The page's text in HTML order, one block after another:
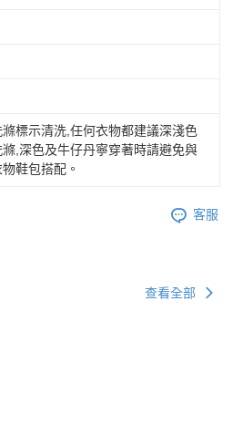
標示清洗,任何衣物都建議深淺色
,深色及牛仔丹寧穿著時請避免與
鞋包搭配。
客服
查看全部